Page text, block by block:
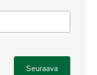
Seuraava